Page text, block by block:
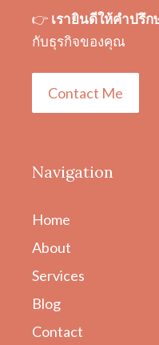
👉 เรายินดีให้คำปรึก
กับธุรกิจของคุณ
Contact Me
Navigation
Home
About
Services
Blog
Contact